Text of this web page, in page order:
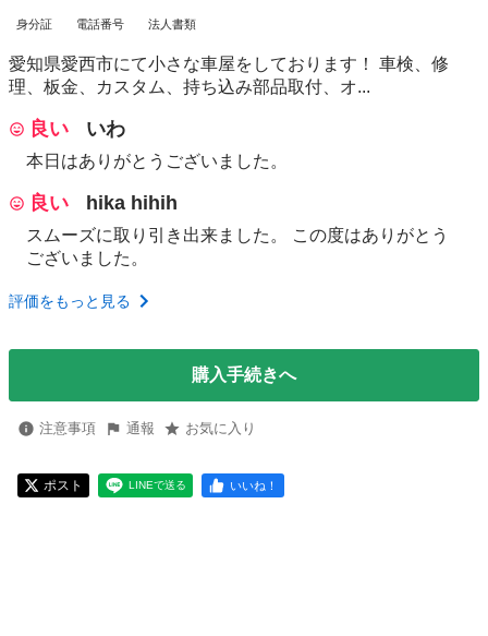
身分証 電話番号 法人書類
愛知県愛西市にて小さな車屋をしております！ 車検、修
理、板金、カスタム、持ち込み部品取付、オ...
良い いわ
本日はありがとうございました。
良い hika hihih
スムーズに取り引き出来ました。 この度はありがとう
ございました。
評価をもっと見る
購入手続きへ
注意事項 通報 お気に入り
ポスト LINEで送る いいね！